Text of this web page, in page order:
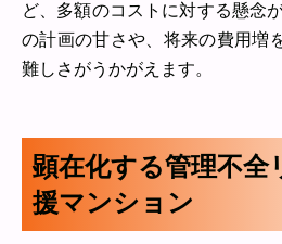
ど、多額のコストに対する懸念
の計画の甘さや、将来の費用増
難しさがうかがえます。
顕在化する管理不全
援マンション